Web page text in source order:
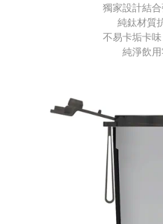
獨家設計結
純鈦材質
不易卡垢卡
純淨飲